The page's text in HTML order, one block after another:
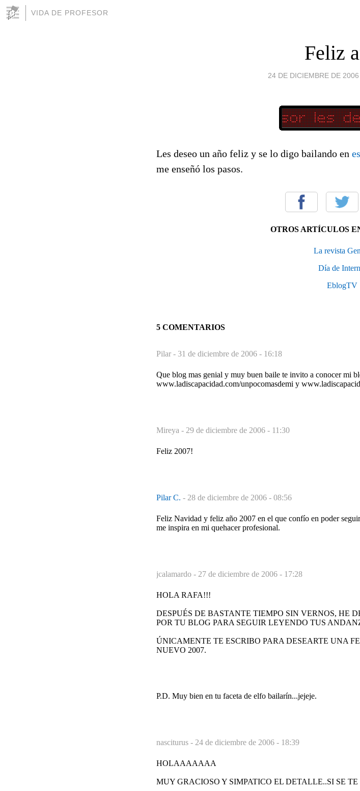
VIDA DE PROFESOR
Feliz
24 DE DICIEMBRE DE
Les deseo un año feliz y se lo digo bailando en
me enseñó los pasos.
OTROS ARTÍCULOS
La revista
Día de
EblogTV
5 COMENTARIOS
Pilar - 31 de diciembre de 2006 - 16:18
Que blog mas genial y muy buen baile te invito a conocer mi
www.ladiscapacidad.com/unpocomasdemi y
Mireya - 29 de diciembre de 2006 - 11:30
Feliz 2007!
Pilar C. - 28 de diciembre de 2006 - 08:56
Feliz Navidad y feliz año 2007 en el que confío en poder
me inspira en mi quehacer profesional.
jcalamardo - 27 de diciembre de 2006 - 17:28
HOLA RAFA!!!
DESPUÉS DE BASTANTE TIEMPO SIN VERNOS, HE
POR TU BLOG PARA SEGUIR LEYENDO TUS
ÚNICAMENTE TE ESCRIBO PARA DESEARTE UNA
NUEVO 2007.
P.D. Muy bien en tu faceta de elfo bailarín...jejeje.
nasciturus - 24 de diciembre de 2006 - 18:39
HOLAAAAAAA
MUY GRACIOSO Y SIMPATICO EL DETALLE..SI SE